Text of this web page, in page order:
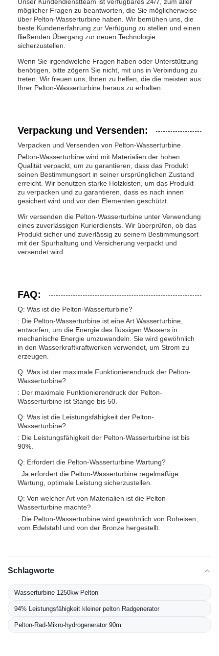
möglicher Fragen zu beantworten, die Sie möglicherweise
über Pelton-Wasserturbine haben. Wir bemühen uns, die
beste Kundenerfahrung zur Verfügung zu stellen und einen
fließenden Übergang zur neuen Technologie
sicherzustellen.
Wenn Sie irgendwelche Fragen haben oder Unterstützung
benötigen, bitte zögern Sie nicht, mit uns in Verbindung zu
treten. Wir freuen uns, Ihnen zu helfen, die die meisten aus
Ihrer Pelton-Wasserturbine heraus zu erhalten.
Verpackung und Versenden:
Verpacken und Versenden von Pelton-Wasserturbine
Pelton-Wasserturbine wird mit Materialien der hohen
Qualität verpackt, um zu garantieren, dass das Produkt
seinen Bestimmungsort in seiner ursprünglichen Zustand
erreicht. Wir benutzen starke Holzkisten, um das Produkt
zu verpacken und zu garantieren, dass es nach innen
gesichert wird und vor den Elementen geschützt.
Wir versenden die Pelton-Wasserturbine unter Verwendung
eines zuverlässigen Kurierdiensts. Wir überprüfen, ob das
Produkt sicher und zuverlässig zu seinem Bestimmungsort
mit der Spurhaltung und Versicherung verpackt und
versendet wird.
FAQ:
Q: Was ist die Pelton-Wasserturbine?
: Die Pelton-Wasserturbine ist eine Art Wasserturbine,
entworfen, um die Energie des flüssigen Wassers in
mechanische Energie umzuwandeln. Sie wird gewöhnlich
in den Wasserkraftkraftwerken verwendet, um Strom zu
erzeugen.
Q: Was ist der maximale Funktionierendruck der Pelton-
Wasserturbine?
: Der maximale Funktionierendruck der Pelton-
Wasserturbine ist Stange bis 50.
Q: Was ist die Leistungsfähigkeit der Pelton-
Wasserturbine?
: Die Leistungsfähigkeit der Pelton-Wasserturbine ist bis
90%.
Q: Erfordert die Pelton-Wasserturbine Wartung?
: Ja erfordert die Pelton-Wasserturbine regelmäßige
Wartung, optimale Leistung sicherzustellen.
Q: Von welcher Art von Materialien ist die Pelton-
Wasserturbine machte?
: Die Pelton-Wasserturbine wird gewöhnlich von Roheisen,
vom Edelstahl und von der Bronze hergestellt.
Schlagworte
Wasserturbine 1250kw Pelton
94% Leistungsfähigkeit kleiner pelton Radgenerator
Pelton-Rad-Mikro-hydrogenerator 90m